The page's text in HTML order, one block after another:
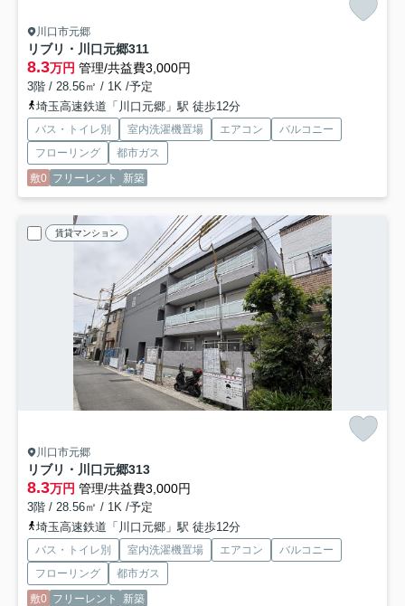
川口市元郷
リブリ・川口元郷311
8.3万円 管理/共益費3,000円
3階 / 28.56㎡ / 1K /予定
埼玉高速鉄道「川口元郷」駅 徒歩12分
バス・トイレ別 室内洗濯機置場 エアコン
バルコニー
フローリング
都市ガス
敷0 フリーレント 新築
賃貸マンション
川口市元郷
リブリ・川口元郷313
8.3万円 管理/共益費3,000円
3階 / 28.56㎡ / 1K /予定
埼玉高速鉄道「川口元郷」駅 徒歩12分
バス・トイレ別 室内洗濯機置場 エアコン
バルコニー
フローリング
都市ガス
敷0 フリーレント 新築